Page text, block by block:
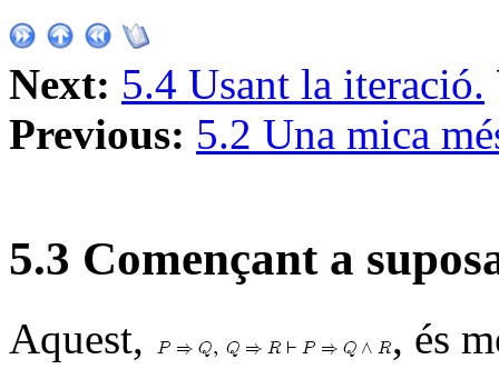
Next: 5.4 Usant la iteració.
Previous: 5.2 Una mica
5.3 Començant a
Aquest, , és